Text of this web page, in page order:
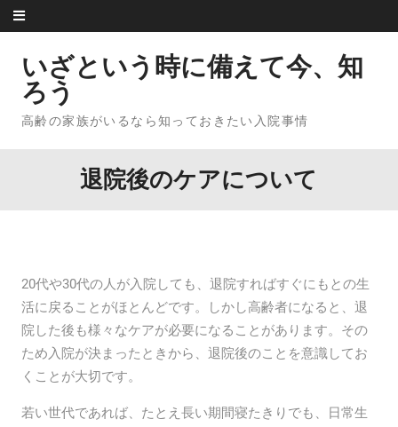
Skip to content
いざという時に備えて今、知
ろう
高齢の家族がいるなら知っておきたい入院事情
退院後のケアについて
20代や30代の人が入院しても、退院すればすぐにもとの生
活に戻ることがほとんどです。しかし高齢者になると、退
院した後も様々なケアが必要になることがあります。その
ため入院が決まったときから、退院後のことを意識してお
くことが大切です。
若い世代であれば、たとえ長い期間寝たきりでも、日常生